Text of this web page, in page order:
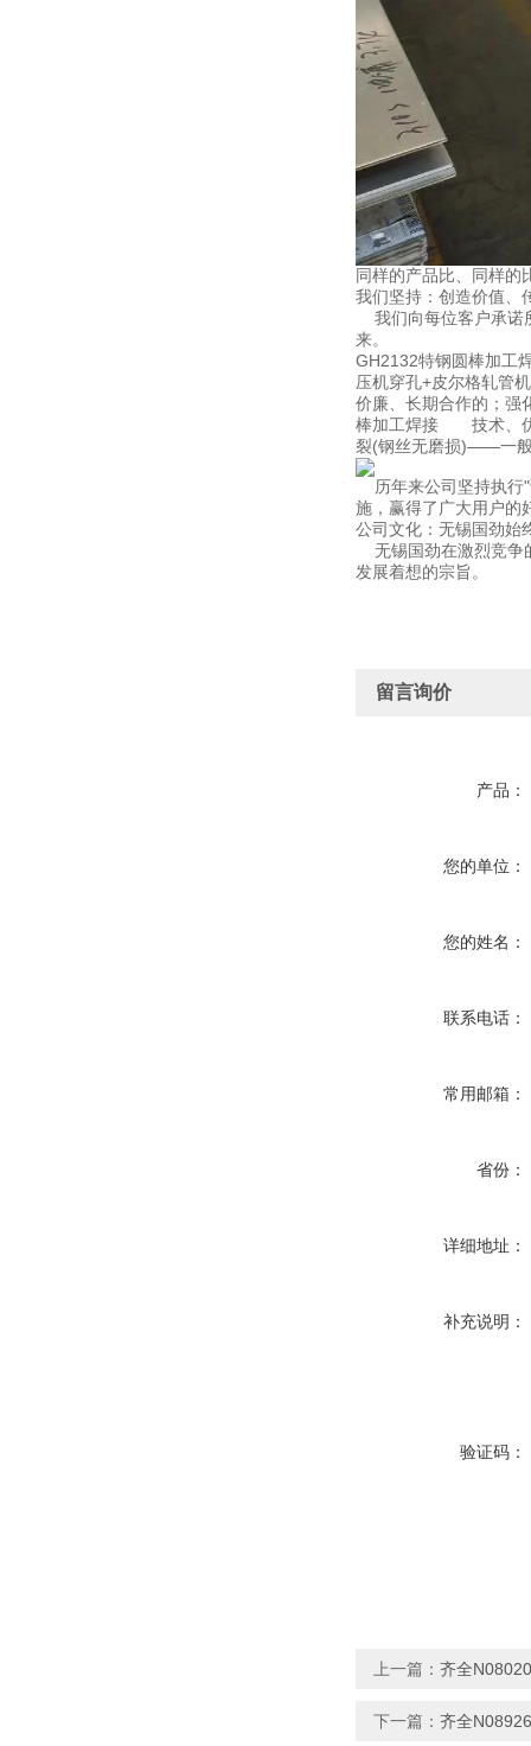
同样的产品比、同样的
我们坚持：创造价值、
我们向每位客户承诺
来。
GH2132特钢圆棒加工
压机穿孔+皮尔格轧管
价廉、长期合作的；强
棒加工焊接 技术、优
裂(钢丝无磨损)——一般
历年来公司坚持执行"
施，赢得了广大用户的
公司文化：无锡国劲始
无锡国劲在激烈竞争
发展着想的宗旨。
留言询价
产品：
您的单位：
您的姓名：
联系电话：
常用邮箱：
省份：
详细地址：
补充说明：
验证码：
上一篇： 齐全
下一篇： 齐全